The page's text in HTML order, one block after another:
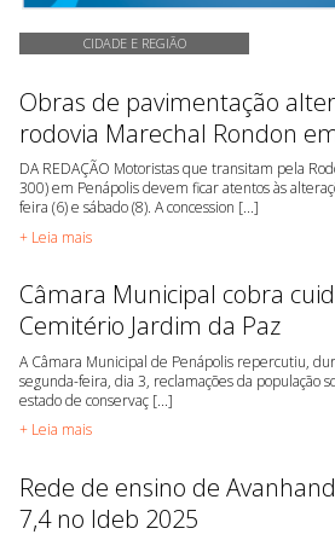
CIDADE E REGIÃO
Obras de pavimentação
rodovia Marechal Rondon
DA REDAÇÃO Motoristas que transitam pela
300) em Penápolis devem ficar atentos às
feira (6) e sábado (8). A concession [...]
+ Leia mais
Câmara Municipal cobra
Cemitério Jardim da Paz
A Câmara Municipal de Penápolis repercutiu,
segunda-feira, dia 3, reclamações da população
estado de conservaç [...]
+ Leia mais
Rede de ensino de
7,4 no Ideb 2025